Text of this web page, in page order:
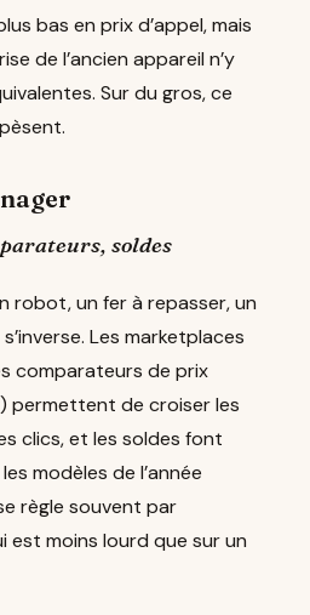
bas en prix d’appel, mais
de l’ancien appareil n’y
Sur du gros, ce
soldes
robot, un fer à repasser, un
Les marketplaces
comparateurs de prix
permettent de croiser les
clics, et les soldes font
modèles de l’année
règle souvent par
est moins lourd que sur un